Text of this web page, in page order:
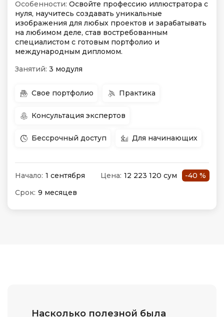
Особенности: Освойте профессию иллюстратора с
нуля, научитесь создавать уникальные
изображения для любых проектов и зарабатывать
на любимом деле, став востребованным
специалистом с готовым портфолио и
международным дипломом.
Занятий: 3 модуля
Свое портфолио Практика
Консультация экспертов
Бессрочный доступ Для начинающих
Начало: 1 сентября Цена: 12 223 120 сум
-40 %
Срок: 9 месяцев
Насколько полезной была